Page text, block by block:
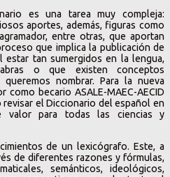
es una tarea muy compleja:
aportes, además, figuras como
entre otras, que aportan
que implica la publicación de
tan sumergidos en la lengua,
o que existen conceptos
nombrar. Para la nueva
como becario ASALE-MAEC-AECID
revisar el Diccionario del español en
valor para todas las ciencias y
de un lexicógrafo. Este, a
de diferentes razones y fórmulas,
semánticos, ideológicos,